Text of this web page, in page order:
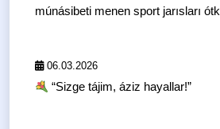
múnásibeti menen sport jarısları
06.03.2026
“Sizge tájim, áziz hayallar!”